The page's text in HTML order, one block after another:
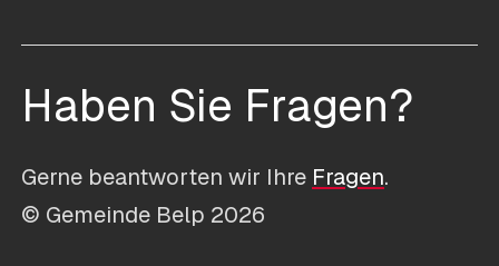
Haben Sie Fragen?
Gerne beantworten wir Ihre Fragen.
© Gemeinde Belp 2026